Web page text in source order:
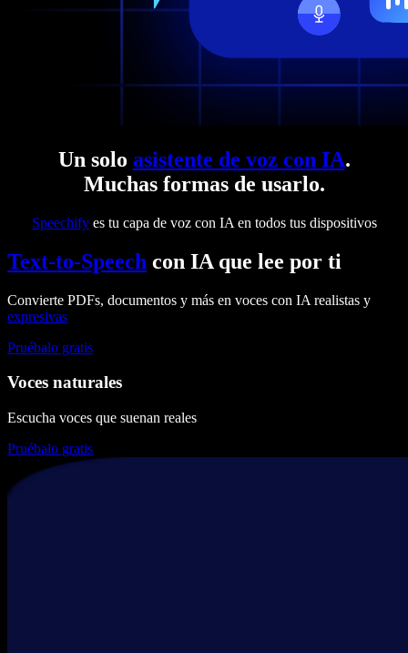
Un solo asistente de voz con IA.
Muchas formas de usarlo.
Speechifyes tu capa de voz con IA en todos tus dispositivos
Text-to-Speech con IA que lee por ti
Convierte PDFs, documentos y más en voces con IA realistas y
expresivas
Pruébalo gratis
Voces naturales
Escucha voces que suenan reales
Pruébalo gratis